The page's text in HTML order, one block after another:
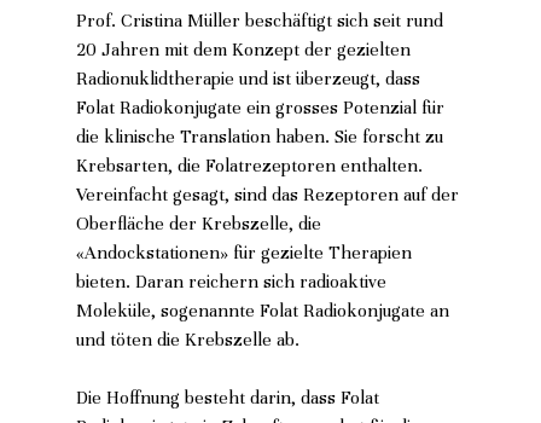
Prof. Cristina Müller beschäftigt sich seit rund
20 Jahren mit dem Konzept der gezielten
Radionuklidtherapie und ist überzeugt, dass
Folat Radiokonjugate ein grosses Potenzial für
die klinische Translation haben. Sie forscht zu
Krebsarten, die Folatrezeptoren enthalten.
Vereinfacht gesagt, sind das Rezeptoren auf der
Oberfläche der Krebszelle, die
«Andockstationen» für gezielte Therapien
bieten. Daran reichern sich radioaktive
Moleküle, sogenannte Folat Radiokonjugate an
und töten die Krebszelle ab.
Die Hoffnung besteht darin, dass Folat